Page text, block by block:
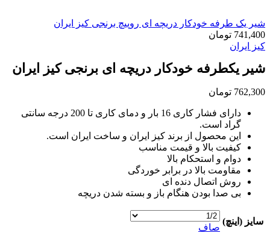
شیر یک طرفه خودکار دریچه ای روپیچ برنجی کیز ایران
741,400 تومان
کیز ایران
شیر یکطرفه خودکار دریچه ای برنجی کیز ایران
762,300 تومان
دارای فشار کاری 16 بار و دمای کاری تا 200 درجه سانتی
گراد است.
این محصول از برند کیز ایران و ساخت ایران است.
کیفیت بالا و قیمت مناسب
دوام و استحکام بالا
مقاومت بالا در برابر خوردگی
روش اتصال دنده ای
بی صدا بودن هنگام باز و بسته شدن دریچه
سایز (اینچ)
صاف